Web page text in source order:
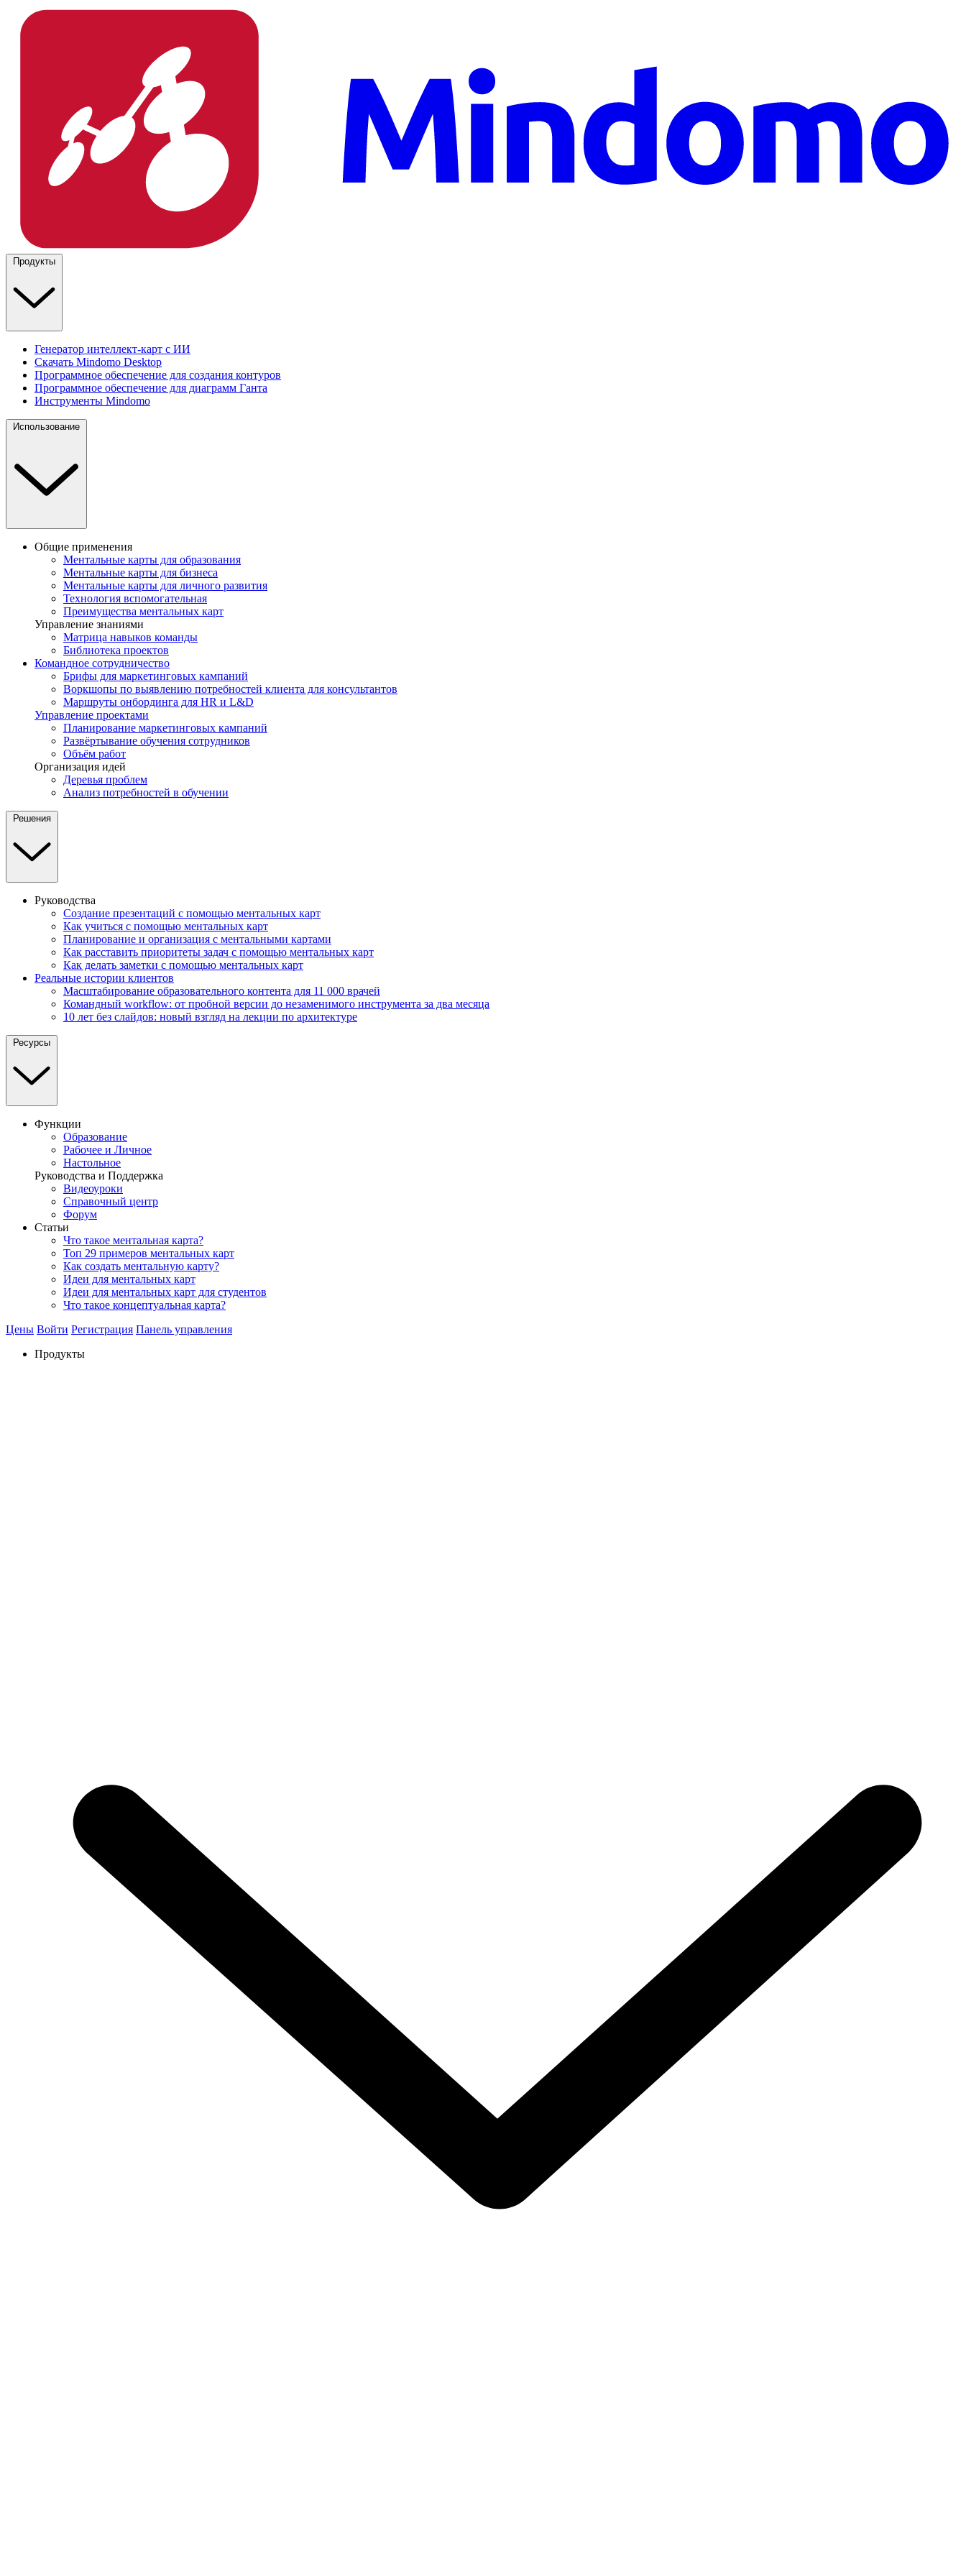
Продукты
Генератор интеллект-карт с ИИ
Скачать Mindomo Desktop
Программное обеспечение для создания контуров
Программное обеспечение для диаграмм Ганта
Инструменты Mindomo
Использование
Общие применения
Ментальные карты для образования
Ментальные карты для бизнеса
Ментальные карты для личного развития
Технология вспомогательная
Преимущества ментальных карт
Управление знаниями
Матрица навыков команды
Библиотека проектов
Командное сотрудничество
Брифы для маркетинговых кампаний
Воркшопы по выявлению потребностей клиента для консультантов
Маршруты онбординга для HR и L&D
Управление проектами
Планирование маркетинговых кампаний
Развёртывание обучения сотрудников
Объём работ
Организация идей
Деревья проблем
Анализ потребностей в обучении
Решения
Руководства
Создание презентаций с помощью ментальных карт
Как учиться с помощью ментальных карт
Планирование и организация с ментальными картами
Как расставить приоритеты задач с помощью ментальных карт
Как делать заметки с помощью ментальных карт
Реальные истории клиентов
Масштабирование образовательного контента для 11 000 врачей
Командный workflow: от пробной версии до незаменимого инструмента за два месяца
10 лет без слайдов: новый взгляд на лекции по архитектуре
Ресурсы
Функции
Образование
Рабочее и Личное
Настольное
Руководства и Поддержка
Видеоуроки
Справочный центр
Форум
Статьи
Что такое ментальная карта?
Топ 29 примеров ментальных карт
Как создать ментальную карту?
Идеи для ментальных карт
Идеи для ментальных карт для студентов
Что такое концептуальная карта?
Цены Войти Регистрация Панель управления
Продукты